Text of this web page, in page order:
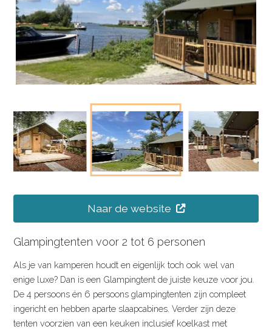
Naar de website
Glampingtenten voor 2 tot 6 personen
Als je van kamperen houdt en eigenlijk toch ook wel van
enige luxe? Dan is een Glampingtent de juiste keuze voor jou.
De 4 persoons én 6 persoons glampingtenten zijn compleet
ingericht en hebben aparte slaapcabines. Verder zijn deze
tenten voorzien van een keuken inclusief koelkast met